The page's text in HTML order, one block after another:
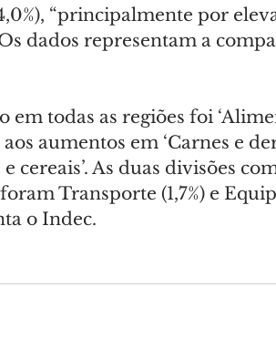
“principalmente por
dados representam a
em todas as regiões foi
aumentos em ‘Carnes e
cereais’. As duas divisões
Transporte (1,7%) e
o Indec.